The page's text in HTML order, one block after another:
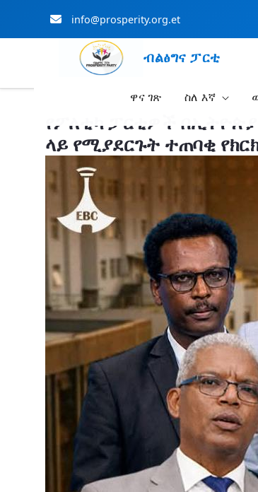
info@prosperity.org.et
ብልፅግና ፓርቲ
ዋና ገጽ ስለ እኛ
የፖለቲካ ፓርቲዎች
ላይ የሚያደርጉት ተጠባቂ